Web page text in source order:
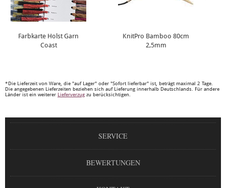
Farbkarte Holst Garn
Coast
KnitPro Bamboo 80cm
2,5mm
*Die Lieferzeit von Ware, die "auf Lager" oder "Sofort lieferbar" ist, beträgt maximal 2 Tage.
Die angegebenen Lieferzeiten beziehen sich auf Lieferung innerhalb Deutschlands. Für andere
Länder ist ein weiterer Lieferverzug zu berücksichtigen.
SERVICE
BEWERTUNGEN